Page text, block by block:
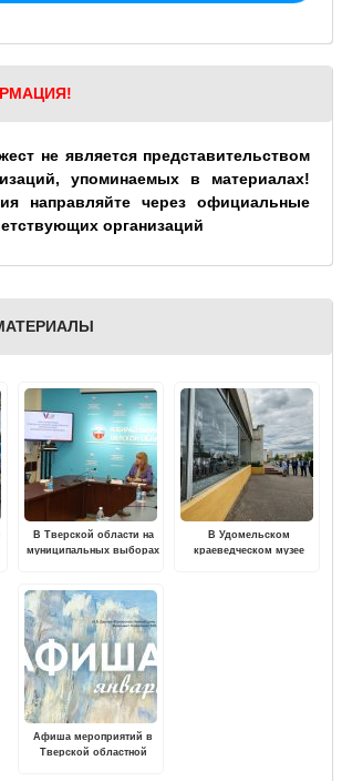
не является представительством
упоминаемых в материалах!
направляйте через официальные
организаций
В Тверской области на
муниципальных выборах
В Удомельском
краеведческом музее
Афиша мероприятий в
Тверской областной